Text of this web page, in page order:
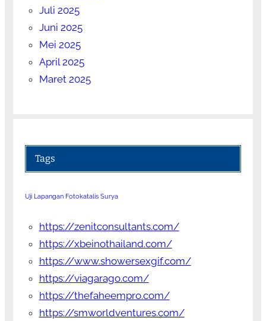
Juli 2025
Juni 2025
Mei 2025
April 2025
Maret 2025
Tags
Uji Lapangan Fotokatalis Surya
https://zenitconsultants.com/
https://xbeinothailand.com/
https://www.showersexgif.com/
https://viagarago.com/
https://thefaheempro.com/
https://smworldventures.com/